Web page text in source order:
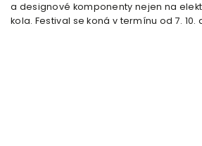
a designové komponenty nejen na
kola. Festival se koná v termínu od 7. 10.